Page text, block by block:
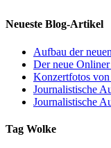
Neueste Blog-Artikel
Aufbau der
Der neue
Konzertfotos von
Journalistische
Journalistische
Tag Wolke